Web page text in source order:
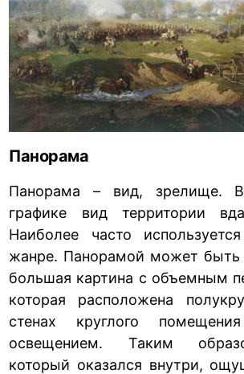
Панорама
Панорама – вид, зрелище.
графике вид территории
Наиболее часто
жанре. Панорамой может быть
большая картина с объемным
которая расположена
стенах круглого
освещением. Таким
который оказался внутри,